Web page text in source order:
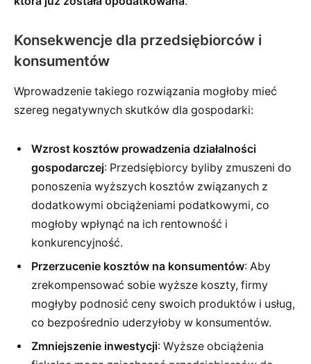
Konsekwencje dla przedsiębiorców i
konsumentów
Wprowadzenie takiego rozwiązania mogłoby mieć
szereg negatywnych skutków dla gospodarki:
Wzrost kosztów prowadzenia działalności
gospodarczej: Przedsiębiorcy byliby zmuszeni do
ponoszenia wyższych kosztów związanych z
dodatkowymi obciążeniami podatkowymi, co
mogłoby wpłynąć na ich rentowność i
konkurencyjność.
Przerzucenie kosztów na konsumentów: Aby
zrekompensować sobie wyższe koszty, firmy
mogłyby podnosić ceny swoich produktów i usług,
co bezpośrednio uderzyłoby w konsumentów.
Zmniejszenie inwestycji: Wyższe obciążenia